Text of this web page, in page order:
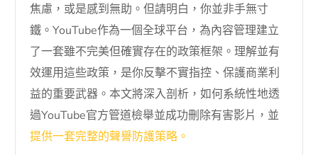
焦慮，或是感到無助。但請明白，你並非手無寸
鐵。YouTube作為一個全球平台，為內容管理建立
了一套雖不完美但確實存在的政策框架。理解並有
效運用這些政策，是你反擊不實指控、保護商業利
益的重要武器。本文將深入剖析，如何系統性地透
過YouTube官方管道檢舉並成功刪除有害影片，並
提供一套完整的聲譽防護策略。